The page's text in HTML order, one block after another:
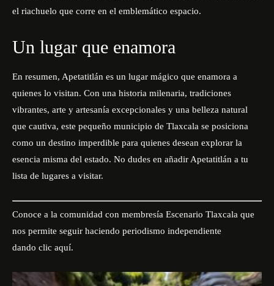
el riachuelo que corre en el emblemático espacio.
Un lugar que enamora
En resumen, Apetatitlán es un lugar mágico que enamora a
quienes lo visitan. Con una historia milenaria, tradiciones
vibrantes, arte y artesanía excepcionales y una belleza natural
que cautiva, este pequeño municipio de Tlaxcala se posiciona
como un destino imperdible para quienes desean explorar la
esencia misma del estado. No dudes en añadir Apetatitlán a tu
lista de lugares a visitar.
Conoce a la comunidad con membresía Escenario Tlaxcala que
nos permite seguir haciendo periodismo independiente
dando clic aquí.